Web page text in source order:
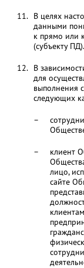
В целях
данными
к прямо или
(субъекту ПД).
В
для
выполнения
следующих
клиент
лицо,
сайте